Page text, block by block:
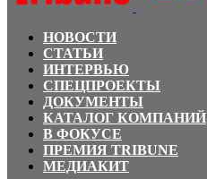
НОВОСТИ
СТАТЬИ
ИНТЕРВЬЮ
СПЕЦПРОЕКТЫ
ДОКУМЕНТЫ
КАТАЛОГ КОМПАНИЙ
В ФОКУСЕ
ПРЕМИЯ TRIBUNE
МЕДИАКИТ